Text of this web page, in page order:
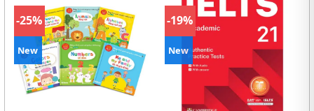
-25%
New
-19%
New